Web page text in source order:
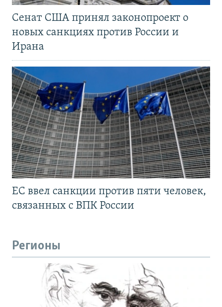
Сенат США принял законопроект о
новых санкциях против России и
Ирана
ЕС ввел санкции против пяти человек,
связанных с ВПК России
Регионы